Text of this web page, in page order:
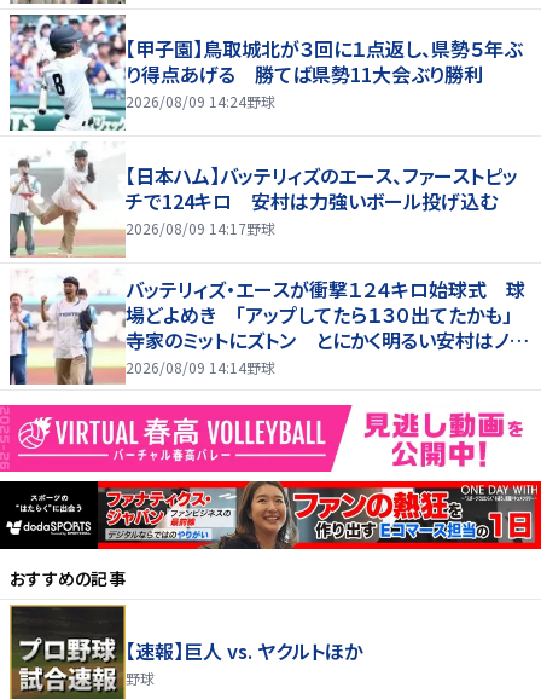
【甲子園】鳥取城北が３回に１点返し、県勢５年ぶ
り得点あげる 勝てば県勢11大会ぶり勝利
2026/08/09 14:24野球
【日本ハム】バッテリィズのエース、ファーストピッ
チで124キロ 安村は力強いボール投げ込む
2026/08/09 14:17野球
バッテリィズ・エースが衝撃１２４キロ始球式 球
場どよめき 「アップしてたら１３０出てたかも」
寺家のミットにズトン とにかく明るい安村はノー
バンならず
2026/08/09 14:14野球
おすすめの記事
【速報】巨人 vs. ヤクルトほか
野球